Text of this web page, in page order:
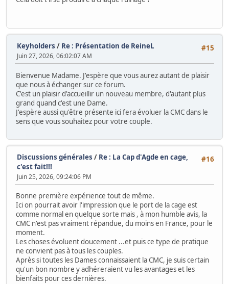
#15
Keyholders / Re : Présentation de ReineL
Juin 27, 2026, 06:02:07 AM
Bienvenue Madame. J'espère que vous aurez autant de plaisir
que nous à échanger sur ce forum.
C'est un plaisir d'accueillir un nouveau membre, d'autant plus
grand quand c'est une Dame.
J'espère aussi qu'être présente ici fera évoluer la CMC dans le
sens que vous souhaitez pour votre couple.
#16
Discussions générales / Re : La Cap d'Agde en cage,
c'est fait!!!
Juin 25, 2026, 09:24:06 PM
Bonne première expérience tout de même.
Ici on pourrait avoir l'impression que le port de la cage est
comme normal en quelque sorte mais , à mon humble avis, la
CMC n'est pas vraiment répandue, du moins en France, pour le
moment.
Les choses évoluent doucement ...et puis ce type de pratique
ne convient pas à tous les couples.
Après si toutes les Dames connaissaient la CMC, je suis certain
qu'un bon nombre y adhéreraient vu les avantages et les
bienfaits pour ces dernières.